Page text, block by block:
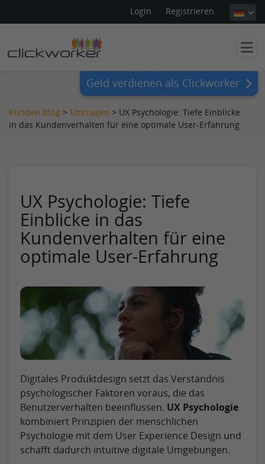
Login Registrieren
Geld verdienen als Clickworker
Kunden Blog > Umfragen > UX Psychologie: Tiefe Einblicke
in das Kundenverhalten für eine optimale User-Erfahrung
UX Psychologie: Tiefe
Einblicke in das
Kundenverhalten für eine
optimale User-Erfahrung
Digitales Produktdesign setzt das Verständnis
psychologischer Faktoren voraus, die das
Benutzerverhalten beeinflussen. UX Psychologie
kombiniert Prinzipien der menschlichen
Psychologie mit dem User Experience Design und
schafft dadurch intuitive digitale Umgebungen.